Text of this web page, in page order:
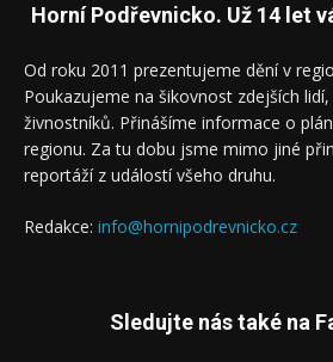
Horní Podřevnicko. Už 14 let
Od roku 2011 prezentujeme dění v
Poukazujeme na šikovnost zdejších
živnostníků. Přinášíme informace o
regionu. Za tu dobu jsme mimo jiné
reportáží z událostí všeho druhu.
Redakce: info@hornipodrevnicko.cz
Sledujte nás také na